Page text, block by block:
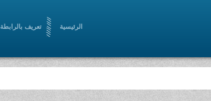
الرئيسية تعريف بالرابطة